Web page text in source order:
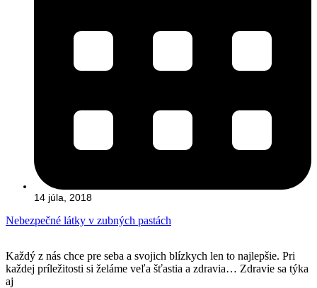
14 júla, 2018
Nebezpečné látky v zubných pastách
Každý z nás chce pre seba a svojich blízkych len to najlepšie. Pri
každej príležitosti si želáme veľa šťastia a zdravia… Zdravie sa týka
aj